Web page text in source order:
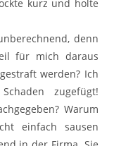
kurz und holte
denn
für mich daraus
werden? Ich
zugefügt!
Warum
einfach sausen